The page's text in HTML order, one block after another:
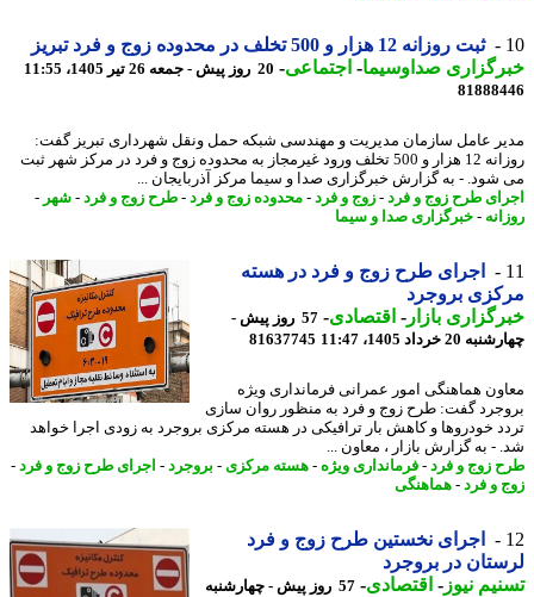
ثبت روزانه 12 هزار و 500 تخلف در محدوده زوج و فرد تبریز
صداوسیما-اجتماعی-20 روز پیش - جمعه 26 تیر 1405، 11:55
عامل سازمان مدیریت و مهندسی شبکه حمل ونقل شهرداری تبریز گفت:
روزانه 12 هزار و 500 تخلف ورود غیرمجاز به محدوده زوج و فرد در مرکز شهر ثبت
- به گزارش خبرگزاری صدا و سیما مرکز آذربایجان ...
طرح زوج و فرد-زوج و فرد-محدوده زوج و فرد-طرح زوج و فرد-شهر -
- خبرگزاری صدا و سیما
اجرای طرح زوج و فرد در هسته
بروجرد
بازار- اقتصادی-
57 روز پیش -
خرداد 1405، 11:47
81637745
هماهنگی امور عمرانی فرمانداری ویژه
گفت: طرح زوج و فرد به منظور روان سازی
خودروها و کاهش بار ترافیکی در هسته مرکزی بروجرد به زودی اجرا خواهد
- به گزارش بازار ، معاون ...
زوج و فرد-فرمانداری ویژه -هسته مرکزی - بروجرد-اجرای طرح زوج و فرد-
و فرد-هماهنگی
اجرای نخستین طرح زوج و فرد
در بروجرد
نیوز-اقتصادی-
57 روز پیش - چهارشنبه